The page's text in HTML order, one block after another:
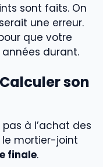
sont faits. On
une erreur.
que votre
durant.
son
à l’achat des
le mortier-joint
finale.